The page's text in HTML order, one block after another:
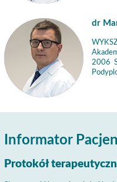
dr
2006
Informator
Protokół